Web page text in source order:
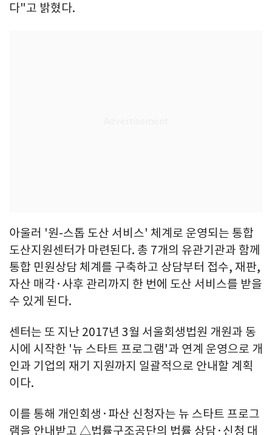
다"고 밝혔다.
아울러 '원-스톱 도산 서비스' 체계로 운영되는 통합
도산지원센터가 마련된다. 총 7개의 유관기관과 함께
통합 민원상담 체계를 구축하고 상담부터 접수, 재판,
자산 매각·사후 관리까지 한 번에 도산 서비스를 받을
수 있게 된다.
센터는 또 지난 2017년 3월 서울회생법원 개원과 동
시에 시작한 '뉴 스타트 프로그램'과 연계 운영으로 개
인과 기업의 재기 지원까지 일괄적으로 안내할 계획
이다.
이를 통해 개인회생·파산 신청자는 뉴 스타트 프로그
램을 안내받고 △법률구조공단의 법률 상담·신청 대